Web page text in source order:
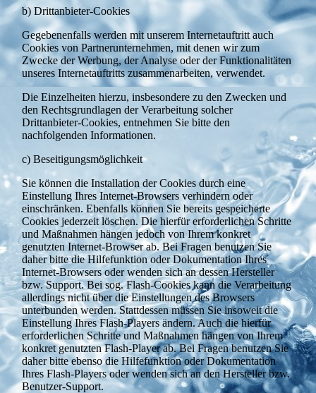
b) Drittanbieter-Cookies
Gegebenenfalls werden mit unserem Internetauftritt auch
Cookies von Partnerunternehmen, mit denen wir zum
Zwecke der Werbung, der Analyse oder der Funktionalitäten
unseres Internetauftritts zusammenarbeiten, verwendet.
Die Einzelheiten hierzu, insbesondere zu den Zwecken und
den Rechtsgrundlagen der Verarbeitung solcher
Drittanbieter-Cookies, entnehmen Sie bitte den
nachfolgenden Informationen.
c) Beseitigungsmöglichkeit
Sie können die Installation der Cookies durch eine
Einstellung Ihres Internet-Browsers verhindern oder
einschränken. Ebenfalls können Sie bereits gespeicherte
Cookies jederzeit löschen. Die hierfür erforderlichen Schritte
und Maßnahmen hängen jedoch von Ihrem konkret
genutzten Internet-Browser ab. Bei Fragen benutzen Sie
daher bitte die Hilfefunktion oder Dokumentation Ihres
Internet-Browsers oder wenden sich an dessen Hersteller
bzw. Support. Bei sog. Flash-Cookies kann die Verarbeitung
allerdings nicht über die Einstellungen des Browsers
unterbunden werden. Stattdessen müssen Sie insoweit die
Einstellung Ihres Flash-Players ändern. Auch die hierfür
erforderlichen Schritte und Maßnahmen hängen von Ihrem
konkret genutzten Flash-Player ab. Bei Fragen benutzen Sie
daher bitte ebenso die Hilfefunktion oder Dokumentation
Ihres Flash-Players oder wenden sich an den Hersteller bzw.
Benutzer-Support.